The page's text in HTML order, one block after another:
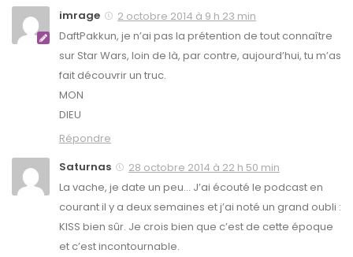
imrage
2 octobre 2014 à 9 h 23 min
DaftPakkun, je n’ai pas la prétention de tout connaître
sur Star Wars, loin de là, par contre, aujourd’hui, tu m’as
fait découvrir un truc.
MON
DIEU
Répondre
Saturnas
28 octobre 2014 à 22 h 50 min
La vache, je date un peu… J’ai écouté le podcast en
courant il y a deux semaines et j’ai noté un grand oubli :
KISS bien sûr. Je crois bien que c’est de cette époque
et c’est incontournable.